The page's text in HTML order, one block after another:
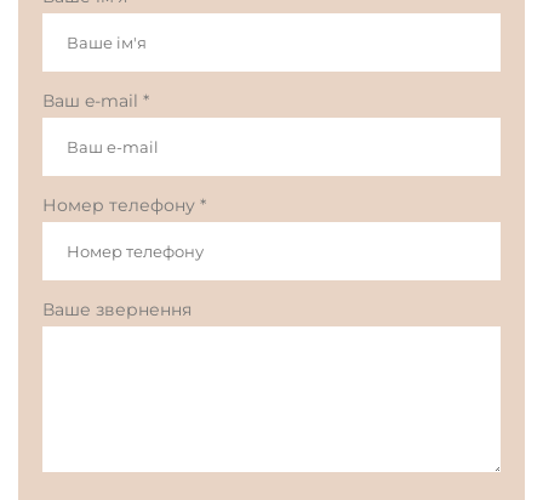
Ваш e-mail *
Номер телефону *
Ваше звернення